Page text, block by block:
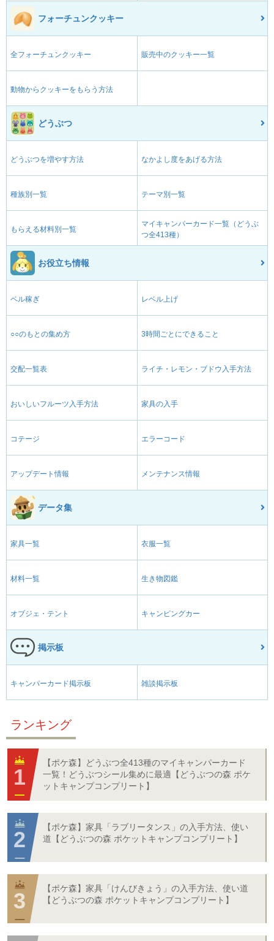
フォーチュンクッキー
全フォーチュンクッキー 販売中のクッキー一覧
動物からクッキーをもらう方法
どうぶつ
どうぶつを増やす方法 なかよし度をあげる方法
種族別一覧 テーマ別一覧
もらえる材料別一覧
マイキャンパーカード一覧（どうぶ
つ全413種）
お役立ち情報
ベル稼ぎ レベル上げ
○○のもとの集め方 3時間ごとにできること
交配一覧表 ライチ・レモン・ブドウ入手方法
おいしいフルーツ入手方法 家具の入手
コテージ エラーコード
アップデート情報 メンテナンス情報
データ集
家具一覧 衣服一覧
材料一覧 生き物図鑑
オブジェ・テント キャンピングカー
掲示板
キャンパーカード掲示板 雑談掲示板
ランキング
【ポケ森】どうぶつ全413種のマイキャンパーカード
一覧！どうぶつシール集めに最適【どうぶつの森 ポケ
ットキャンプコンプリート】
【ポケ森】家具「ラブリータンス」の入手方法、使い
道【どうぶつの森 ポケットキャンプコンプリート】
【ポケ森】家具「けんびきょう」の入手方法、使い道
【どうぶつの森 ポケットキャンプコンプリート】